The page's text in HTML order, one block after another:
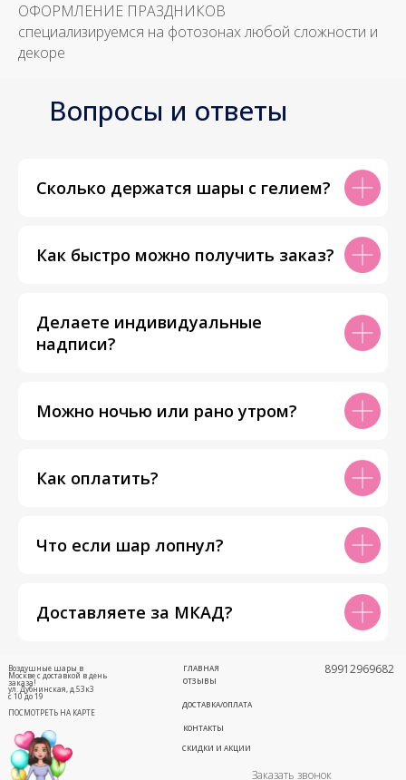
ОФОРМЛЕНИЕ ПРАЗДНИКОВ
специализируемся на фотозонах любой сложности и
декоре
Вопросы и ответы
Сколько держатся шары с гелием?
Как быстро можно получить заказ?
Делаете индивидуальные
надписи?
Можно ночью или рано утром?
Как оплатить?
Что если шар лопнул?
Доставляете за МКАД?
ул. Дубнинская, д.53к3
с 10 до 19
ПОСМОТРЕТЬ НА КАРТЕ
ОТЗЫВЫ
ГЛАВНАЯ
ДОСТАВКА/ОПЛАТА
СКИДКИ И АКЦИИ
КОНТАКТЫ
89912969682
Воздушные шары в
Москве с доставкой в день
заказа!
Заказать звонок